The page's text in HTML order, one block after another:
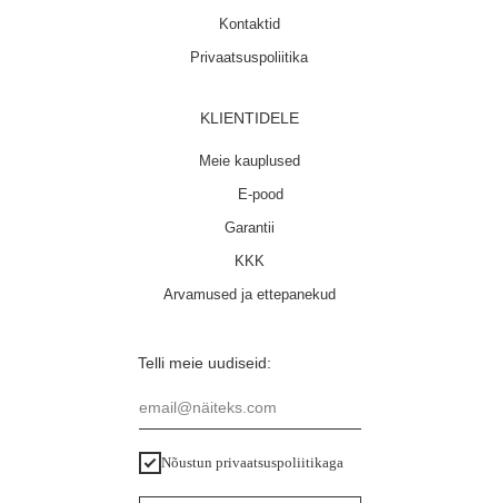
Kontaktid
Privaatsuspoliitika
Telli meie uudiseid:
email@näiteks.com
Nõustun privaatsuspoliitikaga
KLIENTIDELE
Meie kauplused
Arvamused ja ettepanekud
KKK
Garantii
E-pood